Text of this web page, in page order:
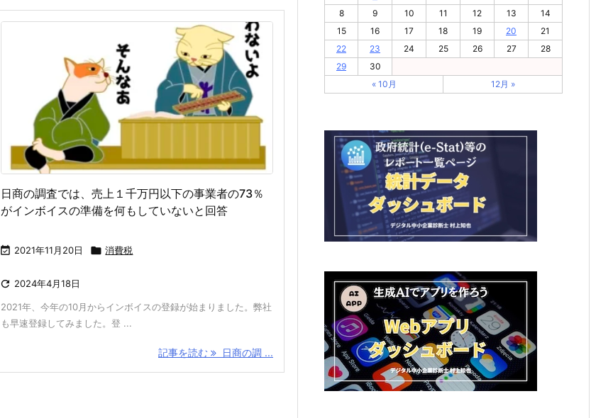
日商の調査では、売上１千万円以下の事業者の73％
がインボイスの準備を何もしていないと回答
 2021年11月20日  消費税
 2024年4月18日
2021年、今年の10月からインボイスの登録が始まりました。弊社
も早速登録してみました。登 ...
記事を読む 日商の調 ...
8
9 10 11 12 13
14
15
16 17 18 19 20
21
22
23 24 25 26 27
28
29
30
« 10月
12月 »